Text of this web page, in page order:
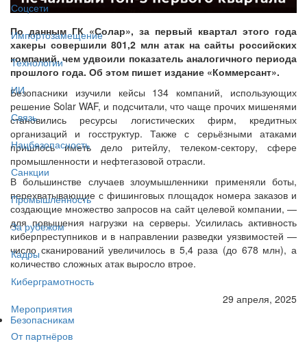
Соцсети
Импортозамещение
Технологии
ИИ
Связь
Нацбезопасность
Санкции
Промышленность
За рубежом
Кадры
Киберграмотность
Мероприятия
От партнёров
По данным ГК «Солар», за первый квартал этого года
хакеры совершили 801,2 млн атак на сайты российских
компаний, чем удвоили показатель аналогичного периода
прошлого года. Об этом пишет издание «Коммерсант».
Безопасники изучили кейсы 134 компаний, использующих
решение Solar WAF, и подсчитали, что чаще прочих мишенями
становились ресурсы логистических фирм, кредитных
организаций и госструктур. Также с серьёзными атаками
пришлось иметь дело ритейлу, телеком-сектору, сфере
промышленности и нефтегазовой отрасли.
В большинстве случаев злоумышленники применяли боты,
перехватывающие с фишинговых площадок номера заказов и
создающие множество запросов на сайт целевой компании, —
для повышения нагрузки на серверы. Усилилась активность
киберпреступников и в направлении разведки уязвимостей —
число сканирований увеличилось в 5,4 раза (до 678 млн), а
количество сложных атак выросло втрое.
29 апреля, 2025
Безопасникам